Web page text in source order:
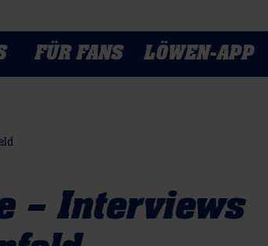
FÜR FANS LÖWEN-APP
– Interviews